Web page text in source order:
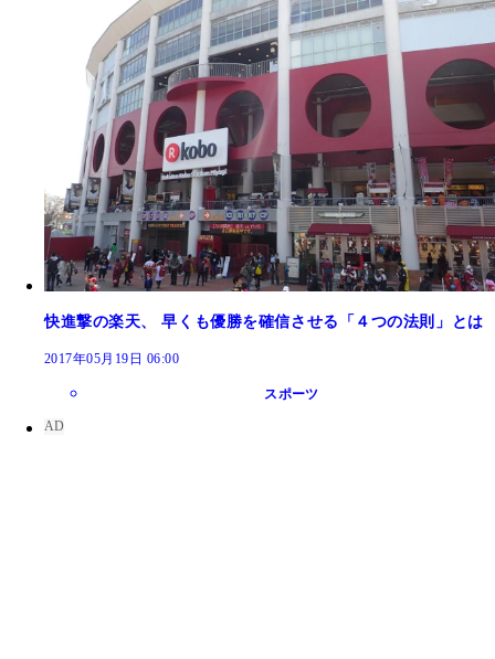
快進撃の楽天、 早くも優勝を確信させる「４つの法則」とは
2017年05月19日 06:00
スポーツ